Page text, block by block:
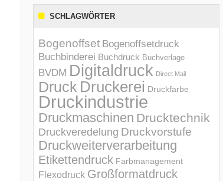
SCHLAGWÖRTER
Bogenoffset Bogenoffsetdruck
Buchbinderei Buchdruck Buchverlage
BVDM Digitaldruck Direct Mail
Druck Druckerei Druckfarbe
Druckindustrie
Druckmaschinen Drucktechnik
Druckveredelung Druckvorstufe
Druckweiterverarbeitung
Etikettendruck Farbmanagement
Flexodruck Großformatdruck